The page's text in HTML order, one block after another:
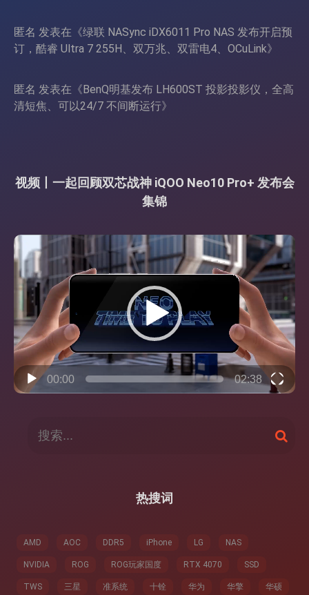
匿名 发表在《绿联 NASync iDX6011 Pro NAS 发布开启预
订，酷睿 Ultra 7 255H、双万兆、双雷电4、OCuLink》
匿名 发表在《BenQ明基发布 LH600ST 投影投影仪，全高
清短焦、可以24/7 不间断运行》
视频丨一起回顾双芯战神 iQOO Neo10 Pro+ 发布会
集锦
视
频
播
放
00:00 02:38
搜
索
热搜词
AMD AOC DDR5 iPhone LG NAS
NVIDIA ROG ROG玩家国度 RTX 4070 SSD
TWS 三星 准系统 十铨 华为 华擎 华硕